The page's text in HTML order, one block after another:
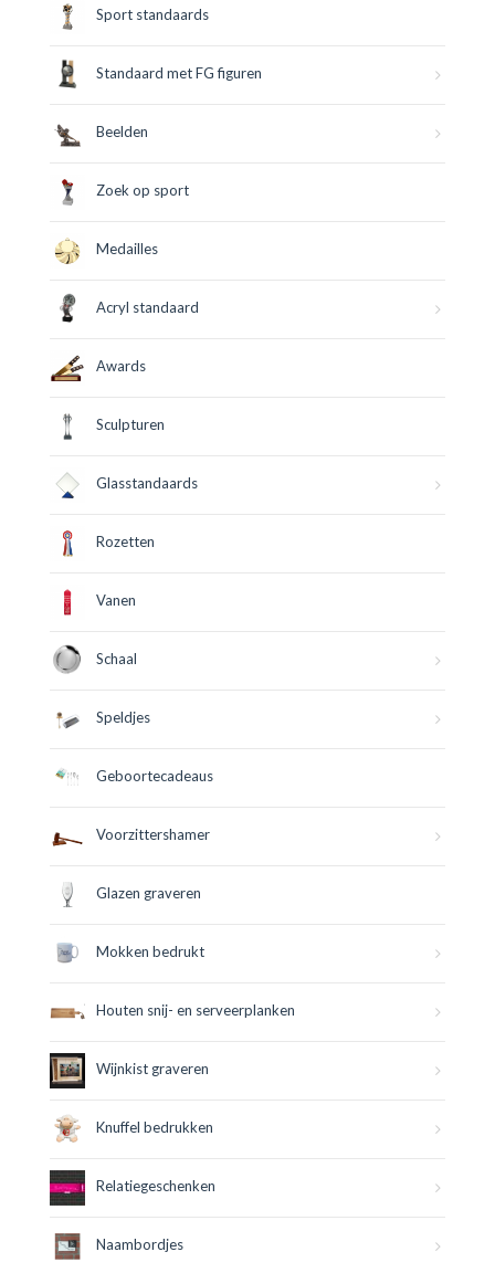
Sport standaards
Standaard met FG figuren
Beelden
Zoek op sport
Medailles
Acryl standaard
Awards
Sculpturen
Glasstandaards
Rozetten
Vanen
Schaal
Speldjes
Geboortecadeaus
Voorzittershamer
Glazen graveren
Mokken bedrukt
Houten snij- en serveerplanken
Wijnkist graveren
Knuffel bedrukken
Relatiegeschenken
Naambordjes